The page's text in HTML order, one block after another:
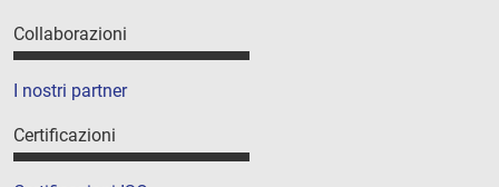
Collaborazioni
I nostri partner
Certificazioni